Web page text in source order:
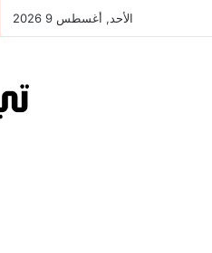
الأحد, أغسطس 9 2026